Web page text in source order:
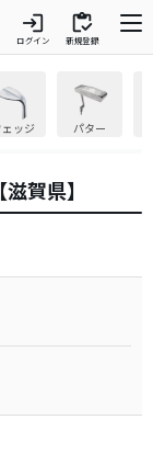
login
ログイン
inventory
新規登録
ェッジ パター
賀県】